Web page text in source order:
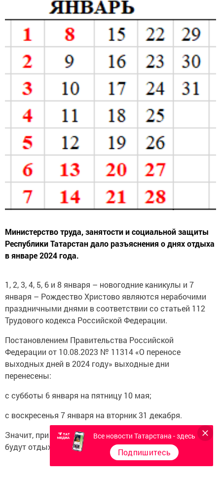
Министерство труда, занятости и социальной защиты
Республики Татарстан дало разъяснения о днях отдыха
в январе 2024 года.
1, 2, 3, 4, 5, 6 и 8 января – новогодние каникулы и 7
января – Рождество Христово являются нерабочими
праздничными днями в соответствии со статьей 112
Трудового кодекса Российской Федерации.
Постановлением Правительства Российской
Федерации от 10.08.2023 № 11314 «О переносе
выходных дней в 2024 году» выходные дни
перенесены:
с субботы 6 января на пятницу 10 мая;
с воскресенья 7 января на вторник 31 декабря.
Значит, при пятидневной рабочей неделе татарстанцы
будут отдыхать с 1 по 8 января.
Все новости Татарстана - здесь
Подпишитесь